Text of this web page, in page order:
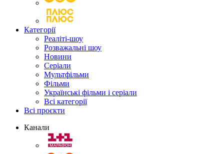
Категорії
Реаліті-шоу
Розважальні шоу
Новини
Серіали
Мультфільми
Фільми
Українські фільми і серіали
Всі категорії
Всі проєкти
Канали